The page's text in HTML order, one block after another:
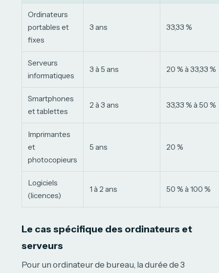
Ordinateurs
portables et
fixes
3 ans 33,33 %
Serveurs
informatiques
3 à 5 ans 20 % à 33,33 %
Smartphones
et tablettes
2 à 3 ans 33,33 % à 50 %
Imprimantes
et
photocopieurs
5 ans 20 %
Logiciels
(licences)
1 à 2 ans 50 % à 100 %
Le cas spécifique des ordinateurs et
serveurs
Pour un ordinateur de bureau, la durée de 3